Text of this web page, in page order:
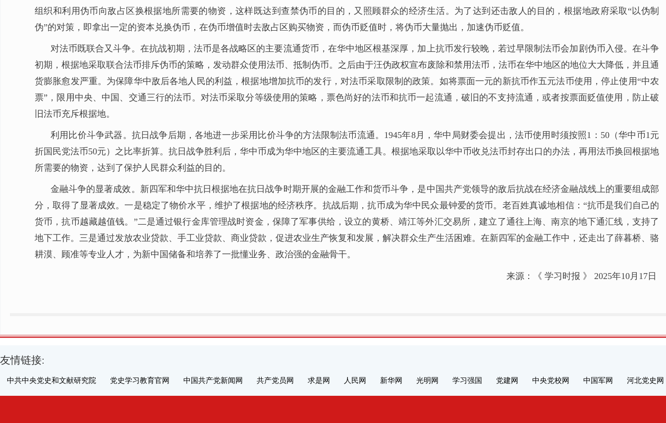
组织和利用伪币向敌占区换根据地所需要的物资，这样既达到查禁伪币的目的，又照顾群众的经济生活。为了达到还击敌人的目的，根据地政府采取“以伪制
伪”的对策，即拿出一定的资本兑换伪币，在伪币增值时去敌占区购买物资，而伪币贬值时，将伪币大量抛出，加速伪币贬值。
对法币既联合又斗争。在抗战初期，法币是各战略区的主要流通货币，在华中地区根基深厚，加上抗币发行较晚，若过早限制法币会加剧伪币入侵。在斗争
初期，根据地采取联合法币排斥伪币的策略，发动群众使用法币、抵制伪币。之后由于汪伪政权宣布废除和禁用法币，法币在华中地区的地位大大降低，并且通
货膨胀愈发严重。为保障华中敌后各地人民的利益，根据地增加抗币的发行，对法币采取限制的政策。如将票面一元的新抗币作五元法币使用，停止使用“中农
票”，限用中央、中国、交通三行的法币。对法币采取分等级使用的策略，票色尚好的法币和抗币一起流通，破旧的不支持流通，或者按票面贬值使用，防止破
旧法币充斥根据地。
利用比价斗争武器。抗日战争后期，各地进一步采用比价斗争的方法限制法币流通。1945年8月，华中局财委会提出，法币使用时须按照1：50（华中币1元
折国民党法币50元）之比率折算。抗日战争胜利后，华中币成为华中地区的主要流通工具。根据地采取以华中币收兑法币封存出口的办法，再用法币换回根据地
所需要的物资，达到了保护人民群众利益的目的。
金融斗争的显著成效。新四军和华中抗日根据地在抗日战争时期开展的金融工作和货币斗争，是中国共产党领导的敌后抗战在经济金融战线上的重要组成部
分，取得了显著成效。一是稳定了物价水平，维护了根据地的经济秩序。抗战后期，抗币成为华中民众最钟爱的货币。老百姓真诚地相信：“抗币是我们自己的
货币，抗币越藏越值钱。”二是通过银行金库管理战时资金，保障了军事供给，设立的黄桥、靖江等外汇交易所，建立了通往上海、南京的地下通汇线，支持了
地下工作。三是通过发放农业贷款、手工业贷款、商业贷款，促进农业生产恢复和发展，解决群众生产生活困难。在新四军的金融工作中，还走出了薛暮桥、骆
耕漠、顾准等专业人才，为新中国储备和培养了一批懂业务、政治强的金融骨干。
来源：《 学习时报 》 2025年10月17日
友情链接:
中共中央党史和文献研究院 党史学习教育官网 中国共产党新闻网 共产党员网 求是网 人民网 新华网 光明网 学习强国 党建网 中央党校网 中国军网 河北党史网